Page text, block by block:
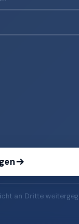
an Dritte